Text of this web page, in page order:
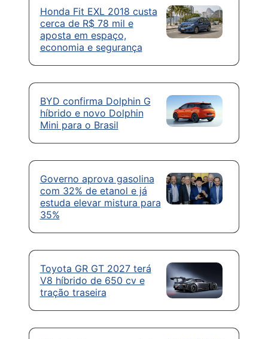
Honda Fit EXL 2018 custa
cerca de R$ 78 mil e
aposta em espaço,
economia e segurança
BYD confirma Dolphin G
híbrido e novo Dolphin
Mini para o Brasil
Governo aprova gasolina
com 32% de etanol e já
estuda elevar mistura para
35%
Toyota GR GT 2027 terá
V8 híbrido de 650 cv e
tração traseira